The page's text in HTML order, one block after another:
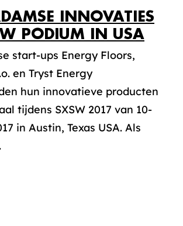
INNOVATIES
PODIUM IN USA
start-ups Energy Floors,
en Tryst Energy
hun innovatieve producten
tijdens SXSW 2017 van 10-
in Austin, Texas USA. Als